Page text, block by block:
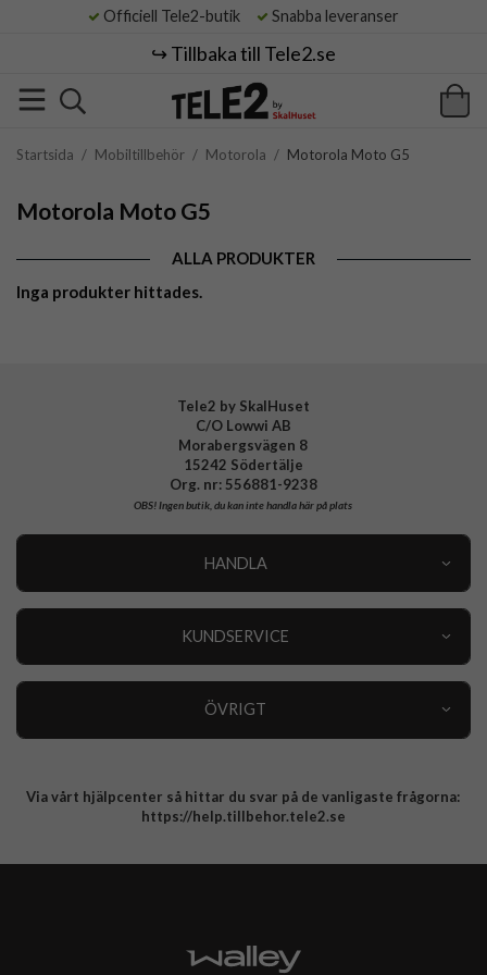
Officiell Tele2-butik Snabba leveranser
↪️ Tillbaka till Tele2.se
Startsida / Mobiltillbehör / Motorola / Motorola Moto G5
Motorola Moto G5
ALLA PRODUKTER
Inga produkter hittades.
Tele2 by SkalHuset
C/O Lowwi AB
Morabergsvägen 8
15242 Södertälje
Org. nr: 556881-9238
OBS!Ingen butik, du kan inte handla här på plats
HANDLA
KUNDSERVICE
ÖVRIGT
Integritetspolicy
Via vårt hjälpcenter så hittar du svar på de vanligaste frågorna:
https://help.tillbehor.tele2.se